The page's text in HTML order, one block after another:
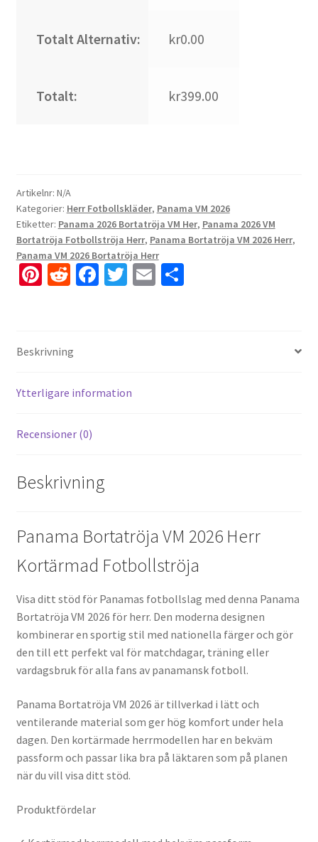
Totalt Alternativ: kr0.00
Totalt: kr399.00
Artikelnr: N/A
Kategorier: Herr Fotbollskläder, Panama VM 2026
Etiketter: Panama 2026 Bortatröja VM Her, Panama 2026 VM
Bortatröja Fotbollströja Herr, Panama Bortatröja VM 2026 Herr,
Panama VM 2026 Bortatröja Herr
Pi
es
R
di
t
Fa
k
T E D
Beskrivning
Ytterligare information
Recensioner (0)
Beskrivning
Panama Bortatröja VM 2026 Herr
Kortärmad Fotbollströja
Visa ditt stöd för Panamas fotbollslag med denna Panama
Bortatröja VM 2026 för herr. Den moderna designen
kombinerar en sportig stil med nationella färger och gör
den till ett perfekt val för matchdagar, träning eller
vardagsbruk för alla fans av panamansk fotboll.
Panama Bortatröja VM 2026 är tillverkad i lätt och
ventilerande material som ger hög komfort under hela
dagen. Den kortärmade herrmodellen har en bekväm
passform och passar lika bra på läktaren som på planen
när du vill visa ditt stöd.
Produktfördelar